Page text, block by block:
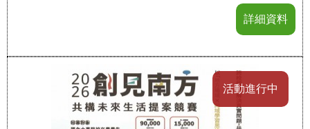
詳細資料
活動進行中